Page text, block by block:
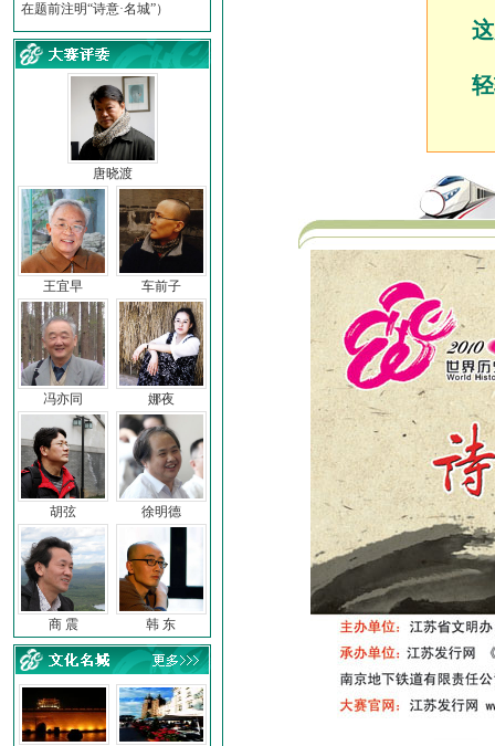
在题前注明“诗意·名城”）
唐晓渡
王宜早 车前子
冯亦同 娜夜
胡弦 徐明德
商 震 韩 东